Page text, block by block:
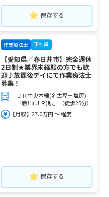
保存する
作業療法士 正社員
【愛知県／春日井市】完全週休
2日制★業界未経験の方でも歓
迎♪放課後デイにて作業療法士
募集！
ＪＲ中央本線(名古屋－塩尻)
「勝川(ＪＲ)駅」（徒歩25分）
【月収】27.0万円 ～ 程度
保存する